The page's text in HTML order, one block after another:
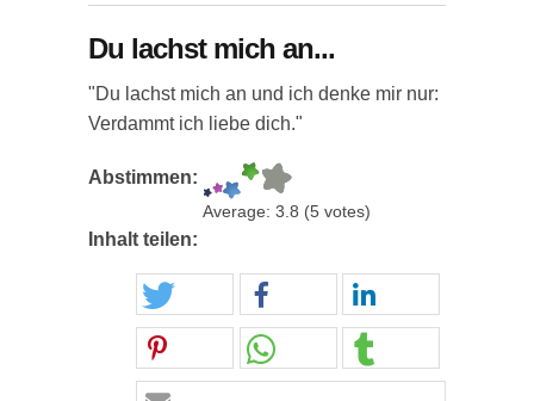
Du lachst mich an...
"Du lachst mich an und ich denke mir nur:
Verdammt ich liebe dich."
Abstimmen:
Average: 3.8 (5 votes)
Inhalt teilen: